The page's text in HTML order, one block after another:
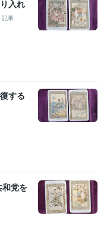
入れ
記事
する
党を